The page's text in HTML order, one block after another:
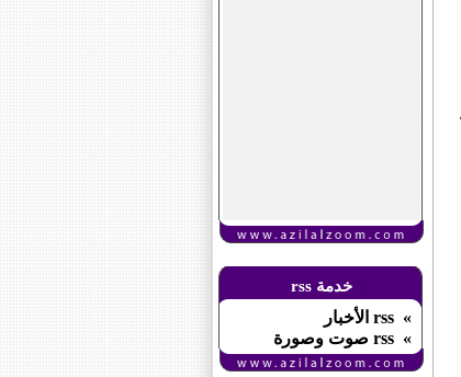
خدمة rss
» rss الأخبار
» rss صوت وصورة